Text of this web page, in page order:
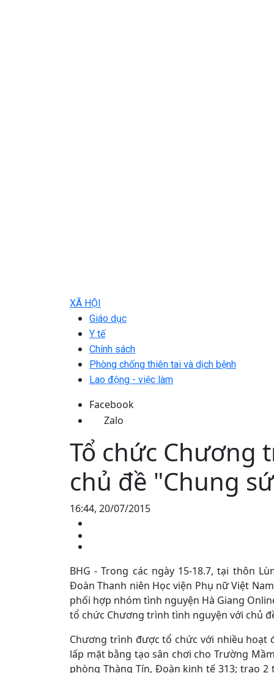
XÃ HỘI
Giáo dục
Y tế
Chính sách
Phòng chống thiên tai và dịch bệnh
Lao động - việc làm
Facebook
Zalo
Tổ chức Chương
chủ đề "Chung
16:44, 20/07/2015
BHG - Trong các ngày 15-18.7, tại thôn
Đoàn Thanh niên Học viện Phụ nữ Việt
phối hợp nhóm tình nguyện Hà Giang
tổ chức Chương trình tình nguyện với chủ
Chương trình được tổ chức với nhiều hoạt
lấp mặt bằng tạo sân chơi cho Trường
phòng Thàng Tín, Đoàn kinh tế 313; trao